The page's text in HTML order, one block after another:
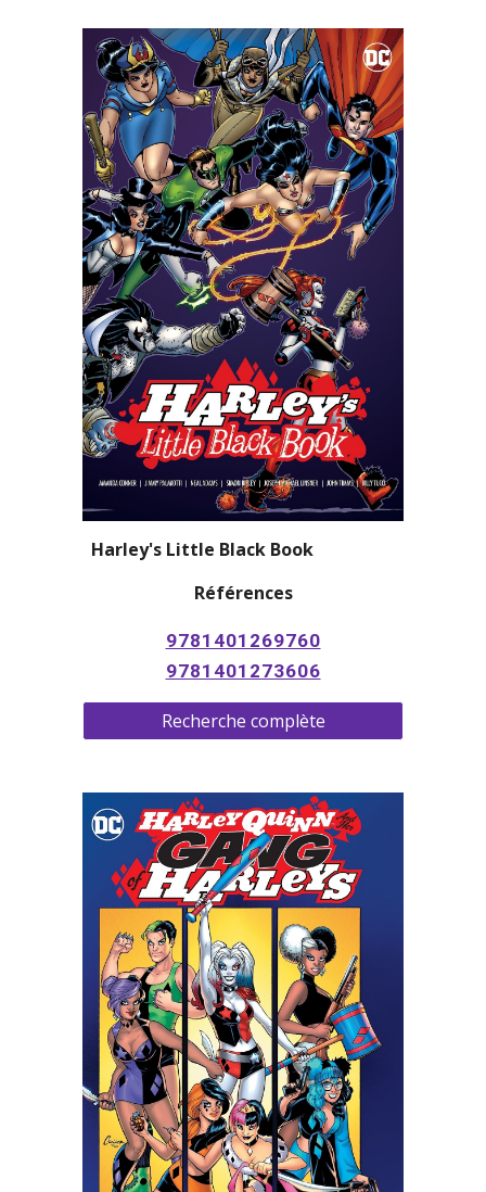
Harley's Little Black Book
Références
9781401269760
9781401273606
Recherche complète